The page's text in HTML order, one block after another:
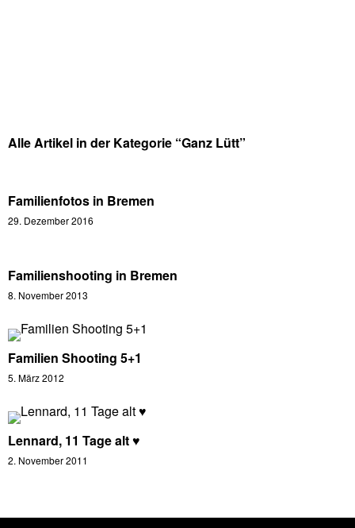
Alle Artikel in der Kategorie “Ganz Lütt”
Familienfotos in Bremen
29. Dezember 2016
Familienshooting in Bremen
8. November 2013
Familien Shooting 5+1
5. März 2012
Lennard, 11 Tage alt ♥
2. November 2011